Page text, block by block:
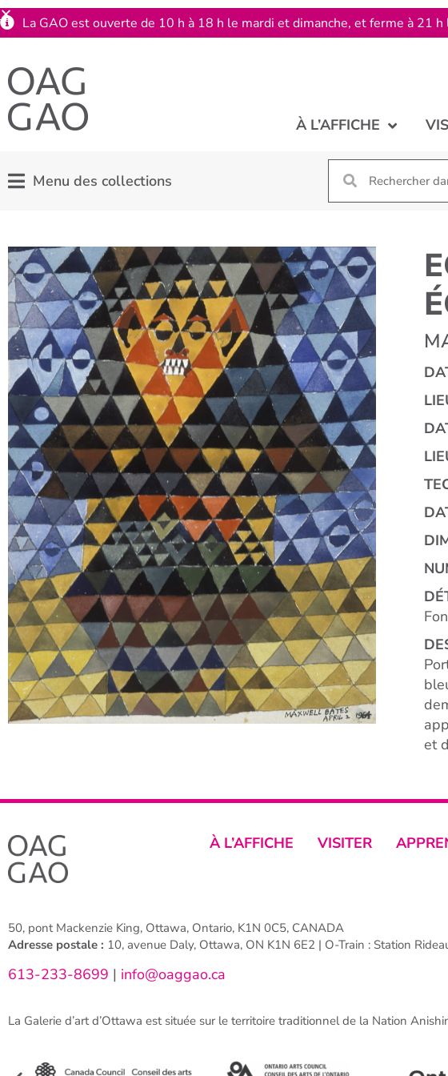
À L’AFFICHE
Menu des collections
et
À L’AFFICHE VISITER
50, pont Mackenzie King, Ottawa, Ontario, K1N 0C5, CANADA
Adresse postale : 10, avenue Daly, Ottawa, ON K1N 6E2 | O-Train : Station
613-233-8699 | info@oaggao.ca
La Galerie d’art d’Ottawa est située sur le territoire traditionnel de la Nation
La GAO est ouverte de 10 h à 18 h le mardi et dimanche, et ferme à 21